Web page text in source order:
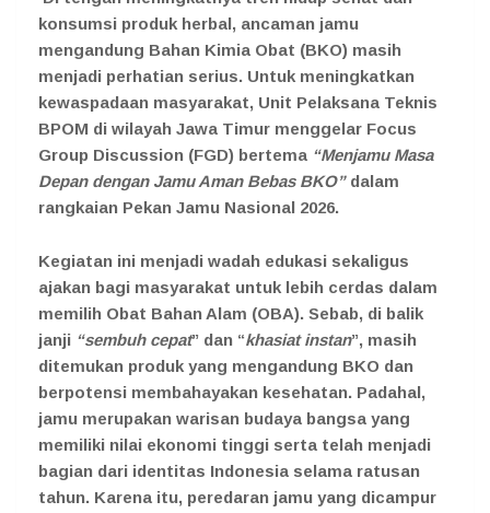
konsumsi produk herbal, ancaman jamu
mengandung Bahan Kimia Obat (BKO) masih
menjadi perhatian serius. Untuk meningkatkan
kewaspadaan masyarakat, Unit Pelaksana Teknis
BPOM di wilayah Jawa Timur menggelar Focus
Group Discussion (FGD) bertema “Menjamu Masa
Depan dengan Jamu Aman Bebas BKO”dalam
rangkaian Pekan Jamu Nasional 2026.
Kegiatan ini menjadi wadah edukasi sekaligus
ajakan bagi masyarakat untuk lebih cerdas dalam
memilih Obat Bahan Alam (OBA). Sebab, di balik
janji “sembuh cepat” dan “khasiat instan”, masih
ditemukan produk yang mengandung BKO dan
berpotensi membahayakan kesehatan. Padahal,
jamu merupakan warisan budaya bangsa yang
memiliki nilai ekonomi tinggi serta telah menjadi
bagian dari identitas Indonesia selama ratusan
tahun. Karena itu, peredaran jamu yang dicampur